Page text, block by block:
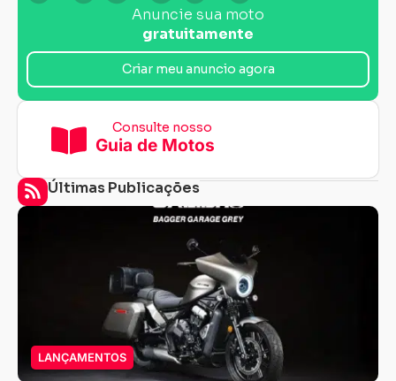
Anuncie sua moto
gratuitamente
Criar meu anuncio agora
Consulte nosso
Guia de Motos
Últimas Publicações
LANÇAMENTOS